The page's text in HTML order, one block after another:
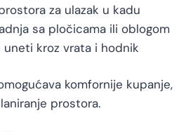
za ulazak u kadu
sa pločicama ili oblogom
uneti kroz vrata i hodnik
komfornije kupanje,
prostora.